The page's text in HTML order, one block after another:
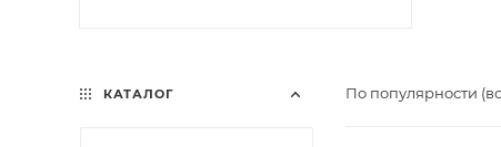
По популярности
КАТАЛОГ